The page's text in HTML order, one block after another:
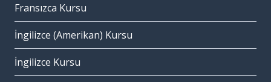
Fransızca Kursu
İngilizce (Amerikan) Kursu
İngilizce Kursu